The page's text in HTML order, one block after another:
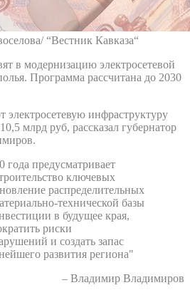
“Вестник Кавказа“
в модернизацию электросетевой
Программа рассчитана до 2030
электросетевую инфраструктуру
млрд руб, рассказал губернатор
предусматривает
ключевых
распределительных
технической базы
в будущее края,
риски
и создать запас
развития региона"
– Владимир Владимиров